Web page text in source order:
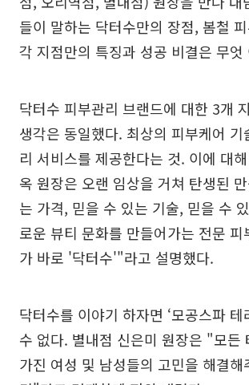
들이 말하는 닥터수만의 장점, 봄철
각 지점만의 특징과 성공 비결은 무엇
닥터수 피부관리 브랜드에 대한 3개
생각은 동일했다. 최상의 피부케어
리 서비스를 제공한다는 것. 이에 대
옥 원장은 오랜 임상을 거쳐 탄생된
는 가격, 믿을 수 있는 기술, 믿을 수
로운 뷰티 문화를 만들어가는 전문 피
가 바로 '닥터수'"라고 설명했다.
닥터수를 이야기 하자면 ‘모공스파 테
수 없다. 별내점 신은미 원장은 "모든
가진 여성 및 남성들의 고민을 해결해